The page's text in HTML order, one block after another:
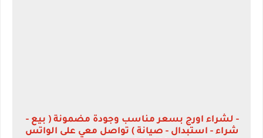
- لشراء اورج بسعر مناسب وجودة مضمونة ( بيع -
شراء - استبدال - صيانة ) تواصل معي على الواتس